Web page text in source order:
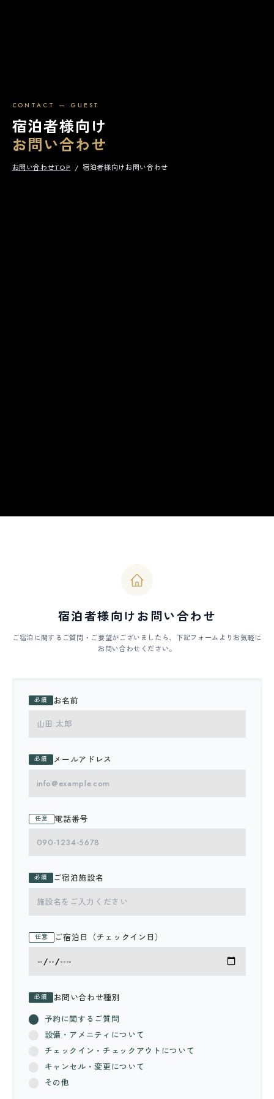
CONTACT — GUEST
宿泊者様向け
お問い合わせ
お問い合わせTOP / 宿泊者様向けお問い合わせ
宿泊者様向けお問い合わせ
ご宿泊に関するご質問・ご要望がございましたら、 下記フォームよりお気軽に
お問い合わせください。
必須 お名前
必須 メールアドレス
任意 電話番号
必須 ご宿泊施設名
任意 ご宿泊日（チェックイン日）
必須
お問い合わせ種別
予約に関するご質問
設備・アメニティについて
チェックイン・チェックアウトについて
キャンセル・変更について
その他